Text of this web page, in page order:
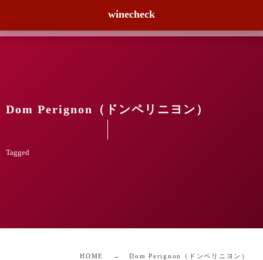
winecheck
Dom Perignon（ドンペリニヨン）
Tagged
HOME Dom Perignon（ドンペリニヨン）